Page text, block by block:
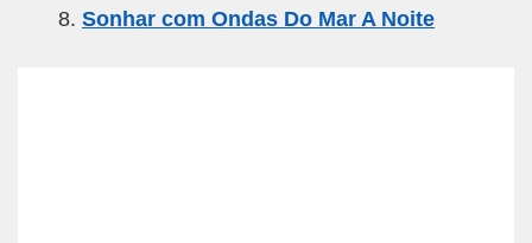
Sonhar com Ondas Do Mar A Noite